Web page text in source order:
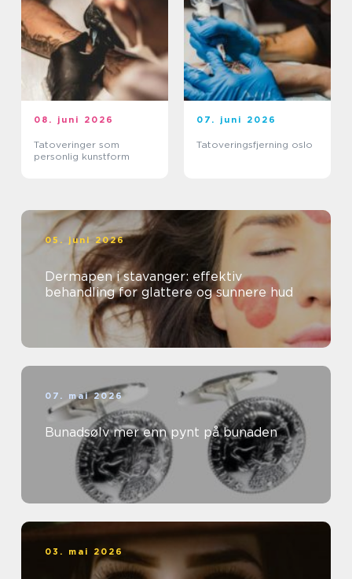
08. juni 2026
Tatoveringer som
personlig kunstform
07. juni 2026
Tatoveringsfjerning oslo
05. juni 2026
Dermapen i stavanger: effektiv
behandling for glattere og sunnere hud
07. mai 2026
Bunadsølv mer enn pynt på bunaden
03. mai 2026